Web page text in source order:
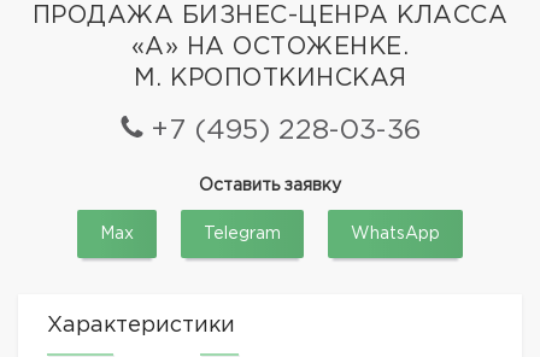
ПРОДАЖА БИЗНЕС-ЦЕНРА КЛАССА
«А» НА ОСТОЖЕНКЕ.
М. КРОПОТКИНСКАЯ
+7 (495) 228-03-36
Оставить заявку
Max Telegram WhatsApp
Характеристики